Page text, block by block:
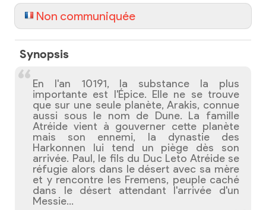
Non communiquée
Synopsis
En l'an 10191, la substance la plus
importante est l'Épice. Elle ne se trouve
que sur une seule planète, Arakis, connue
aussi sous le nom de Dune. La famille
Atréide vient à gouverner cette planète
mais son ennemi, la dynastie des
Harkonnen lui tend un piège dès son
arrivée. Paul, le fils du Duc Leto Atréide se
réfugie alors dans le désert avec sa mère
et y rencontre les Fremens, peuple caché
dans le désert attendant l'arrivée d'un
Messie...